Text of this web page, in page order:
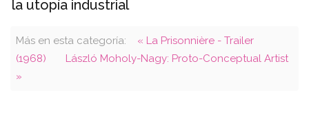
la utopía industrial
Más en esta categoría:
« La Prisonnière - Trailer
(1968)
László Moholy-Nagy: Proto-Conceptual Artist
»